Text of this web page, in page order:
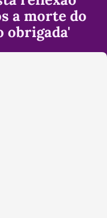
a morte do
obrigada'